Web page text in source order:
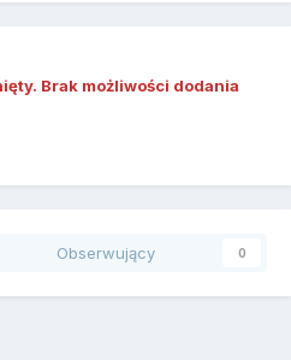
Brak możliwości dodania
Obserwujący 0